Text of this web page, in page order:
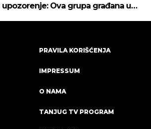
upozorenje: Ova grupa građana u
PRAVILA KORIŠĆENJA
IMPRESSUM
O NAMA
TANJUG TV PROGRAM